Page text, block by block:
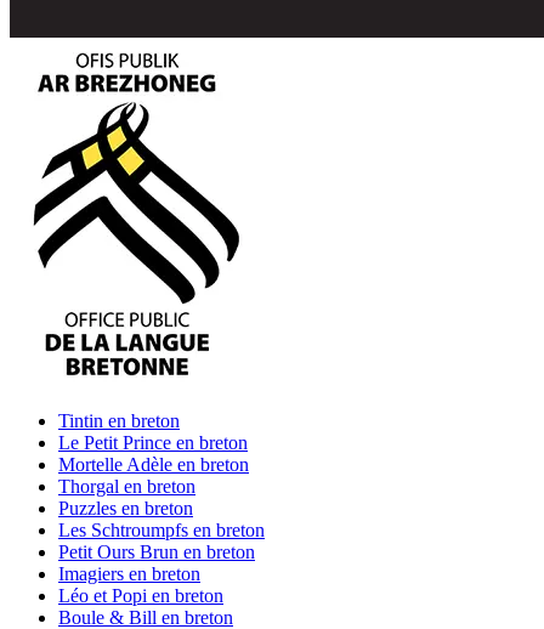
Tintin en breton
Le Petit Prince en breton
Mortelle Adèle en breton
Thorgal en breton
Puzzles en breton
Les Schtroumpfs en breton
Petit Ours Brun en breton
Imagiers en breton
Léo et Popi en breton
Boule & Bill en breton